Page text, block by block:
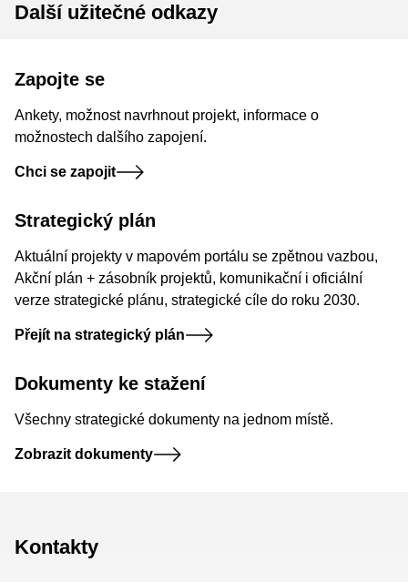
Další užitečné odkazy
Zapojte se
Ankety, možnost navrhnout projekt, informace o
možnostech dalšího zapojení.
Chci se zapojit
Strategický plán
Aktuální projekty v mapovém portálu se zpětnou vazbou,
Akční plán + zásobník projektů, komunikační i oficiální
verze strategické plánu, strategické cíle do roku 2030.
Přejít na strategický plán
Dokumenty ke stažení
Všechny strategické dokumenty na jednom místě.
Zobrazit dokumenty
Kontakty